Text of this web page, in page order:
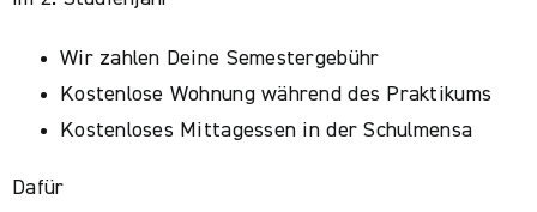
Wir zahlen Deine Semestergebühr
Kostenlose Wohnung während des Praktikums
Kostenloses Mittagessen in der Schulmensa
Dafür